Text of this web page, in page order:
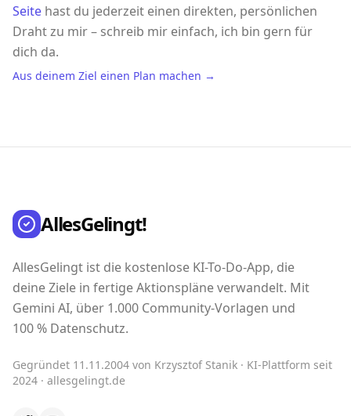
Seite hast du jederzeit einen direkten, persönlichen
Draht zu mir – schreib mir einfach, ich bin gern für
dich da.
Aus deinem Ziel einen Plan machen →
AllesGelingt!
AllesGelingt ist die kostenlose KI-To-Do-App, die
deine Ziele in fertige Aktionspläne verwandelt. Mit
Gemini AI, über 1.000 Community-Vorlagen und
100 % Datenschutz.
Gegründet 11.11.2004 von Krzysztof Stanik · KI-Plattform seit
2024 · allesgelingt.de